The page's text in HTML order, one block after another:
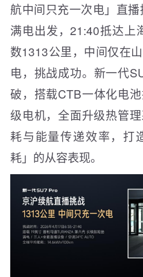
航中间只充一次电」直
满电出发，21:40抵达上
数1313公里，中间仅在
电，挑战成功。新一代
破，搭载CTB一体化电
级电机，全面升级热管
耗与能量传递效率，打
耗」的从容表现。